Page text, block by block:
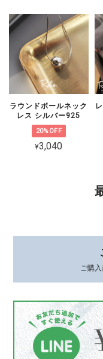
CZ 5
可愛くて品があり、とて
て嬉しいです。 素敵な
ラウンドボールネック
レス シルバー925
20%OFF
¥3,040
ご購